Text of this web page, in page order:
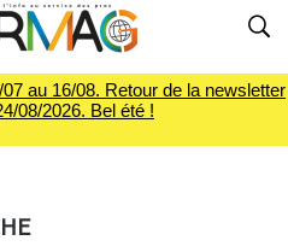
au 16/08. Retour de la newsletter
08/2026. Bel été !